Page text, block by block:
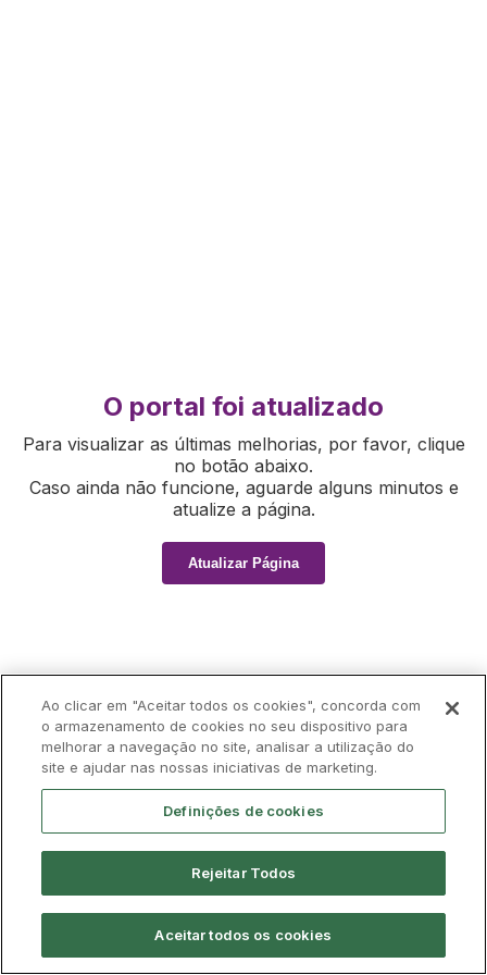
O portal foi atualizado
Para visualizar as últimas melhorias, por favor, clique
no botão abaixo.
Caso ainda não funcione, aguarde alguns minutos e
atualize a página.
Atualizar Página
Ao clicar em "Aceitar todos os cookies", concorda com
o armazenamento de cookies no seu dispositivo para
melhorar a navegação no site, analisar a utilização do
site e ajudar nas nossas iniciativas de marketing.
Definições de cookies
Rejeitar Todos
Aceitar todos os cookies